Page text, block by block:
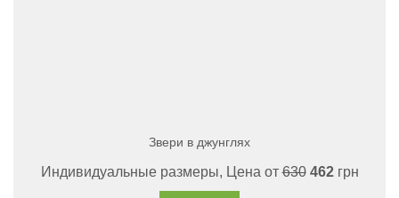
Звери в джунглях
Индивидуальные размеры, Цена от630 462грн